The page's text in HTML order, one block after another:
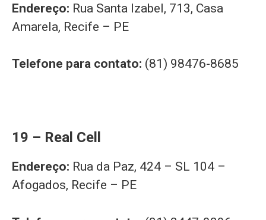
Endereço: Rua Santa Izabel, 713, Casa
Amarela, Recife – PE
Telefone para contato: (81) 98476-8685
19 – Real Cell
Endereço: Rua da Paz, 424 – SL 104 –
Afogados, Recife – PE